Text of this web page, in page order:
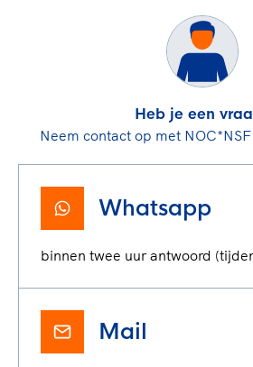
Heb je een
Neem contact op met
Whatsapp
binnen twee uur antwoord
Mail